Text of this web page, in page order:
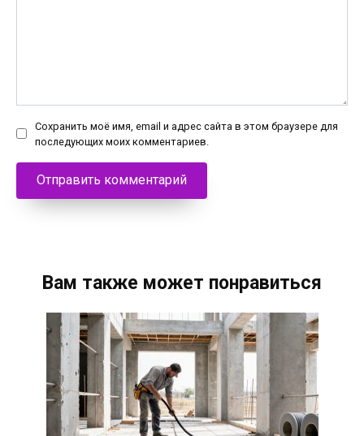
Сохранить моё имя, email и адрес сайта в этом браузере для
последующих моих комментариев.
Вам также может понравиться